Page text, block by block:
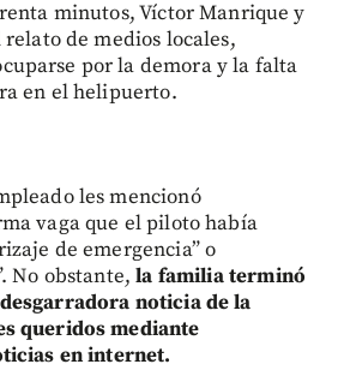
minutos, Víctor Manrique y
relato de medios locales,
por la demora y la falta
en el helipuerto.
les mencionó
vaga que el piloto había
de emergencia” o
No obstante,la familia terminó
noticia de la
queridos mediante
en internet.